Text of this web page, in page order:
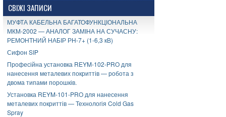
СВІЖІ ЗАПИСИ
МУФТА КАБЕЛЬНА БАГАТОФУНКЦІОНАЛЬНА
МКМ-2002 — АНАЛОГ ЗАМІНА НА СУЧАСНУ:
РЕМОНТНИЙ НАБІР РН-7+ (1-6,3 кВ)
Сифон SIP
Професійна установка REYM-102-PRO для
нанесення металевих покриттів — робота з
двома типами порошків.
Установка REYM-101-PRO для нанесення
металевих покриттів — Технологія Cold Gas
Spray